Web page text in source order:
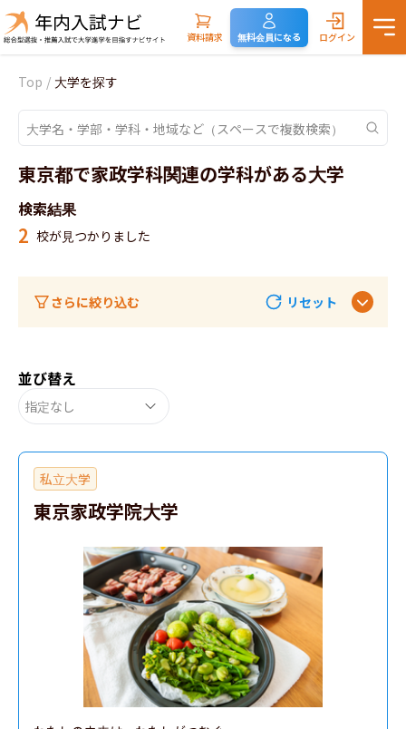
資料請求 無料会員になる ログイン
Top / 大学を探す
東京都で家政学科関連の学科がある大学
検索結果
2 校が見つかりました
さらに絞り込む リセット
並び替え
指定なし
私立大学
東京家政学院大学